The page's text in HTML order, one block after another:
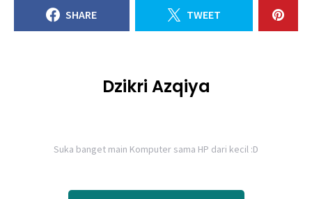
SHARE TWEET
Dzikri Azqiya
Suka banget main Komputer sama HP dari kecil :D